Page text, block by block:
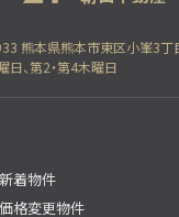
熊本県熊本市東区小峯3丁
日、第2・第4木曜日
新着物件
価格変更物件